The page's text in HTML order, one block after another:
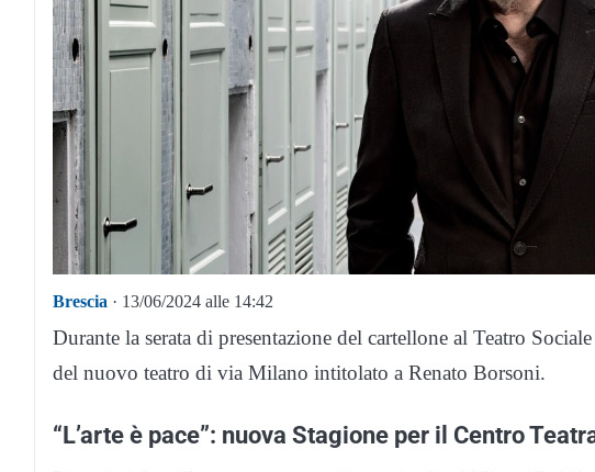
Brescia · 13/06/2024 alle 14:42
Durante la serata di presentazione del cartellone al Teatro
del nuovo teatro di via Milano intitolato a Renato Borsoni.
“L’arte è pace”: nuova Stagione per il Centro